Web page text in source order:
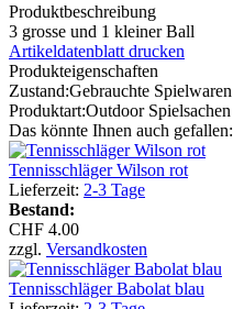
Produktbeschreibung
3 grosse und 1 kleiner Ball
Artikeldatenblatt drucken
Produkteigenschaften
Zustand:Gebrauchte Spielwaren
Produktart:Outdoor Spielsachen
Das könnte Ihnen auch gefallen:
Tennisschläger Wilson rot
Lieferzeit: 2-3 Tage
Bestand:
CHF 4.00
zzgl. Versandkosten
Tennisschläger Babolat blau